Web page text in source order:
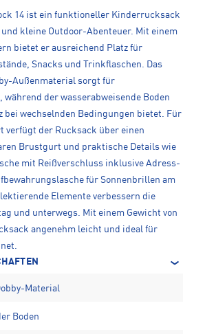
14 ist ein funktioneller Kinderrucksack
kleine Outdoor-Abenteuer. Mit einem
bietet er ausreichend Platz für
Snacks und Trinkflaschen. Das
Außenmaterial sorgt für
der wasserabweisende Boden
bei wechselnden Bedingungen bietet. Für
verfügt der Rucksack über einen
Brustgurt und praktische Details wie
mit Reißverschluss inklusive Adress-
für Sonnenbrillen am
Elemente verbessern die
und unterwegs. Mit einem Gewicht von
angenehm leicht und ideal für
Material
Boden